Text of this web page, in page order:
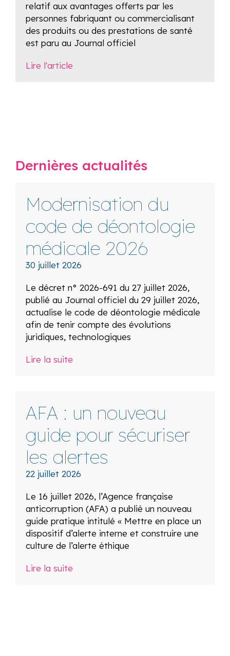
relatif aux avantages offerts par les
personnes fabriquant ou commercialisant
des produits ou des prestations de santé
est paru au Journal officiel
Lire l'article
Dernières actualités
Modernisation du
code de déontologie
médicale 2026
30 juillet 2026
Le décret n° 2026-691 du 27 juillet 2026,
publié au Journal officiel du 29 juillet 2026,
actualise le code de déontologie médicale
afin de tenir compte des évolutions
juridiques, technologiques
Lire la suite
AFA : un nouveau
guide pour sécuriser
les alertes
22 juillet 2026
Le 16 juillet 2026, l’Agence française
anticorruption (AFA) a publié un nouveau
guide pratique intitulé « Mettre en place un
dispositif d’alerte interne et construire une
culture de l’alerte éthique
Lire la suite